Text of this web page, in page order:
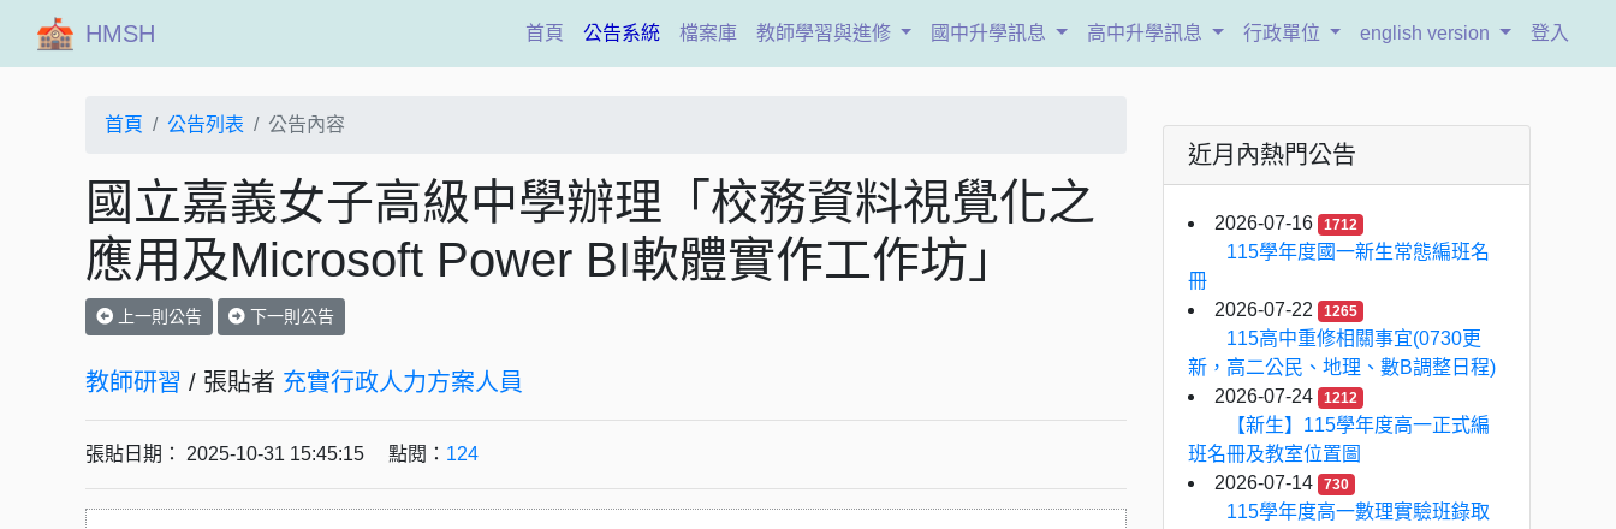
HMSH 首頁(current)
公告系統 檔案庫 教師學習與進修 國中升學訊息 高中升學訊息 行政單位 english version 登入
首頁 公告列表 公告內容
國立嘉義女子高級中學辦理「校務資料視覺化之
應用及Microsoft Power BI軟體實作工作坊」
上一則公告 下一則公告
教師研習 / 張貼者 充實行政人力方案人員
張貼日期： 2025-10-31 15:45:15 點閱： 124
近月內熱門公告
2026-07-16 1712
115學年度國一新生常態編班名
冊
2026-07-22
1265
115高中重修相關事宜(0730更
新，高二公民、地理、數B調整日程)
2026-07-24
1212
【新生】115學年度高一正式編
班名冊及教室位置圖
2026-07-14
730
115學年度高一數理實驗班錄取